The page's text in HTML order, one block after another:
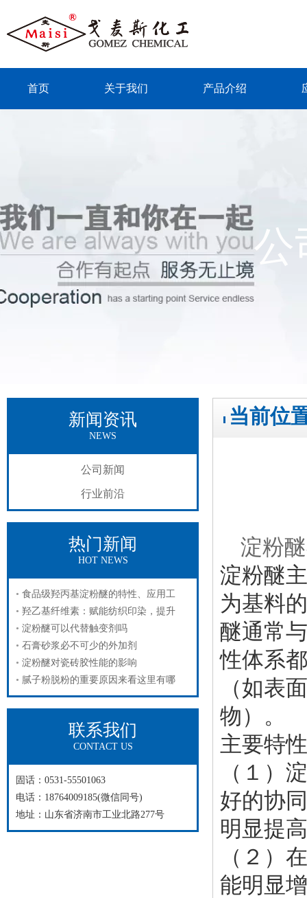
首页 关于我们 产品介绍
公
当前位
淀粉醚
淀粉醚
为基料
醚通常
性体系
（如表
物）。
主要特
（１）
好的协
明显提
（２）
能明显
新闻资讯
NEWS
公司新闻
行业前沿
热门新闻
HOT NEWS
食品级羟丙基淀粉醚的特性、应用工
羟乙基纤维素：赋能纺织印染，提升
淀粉醚可以代替触变剂吗
石膏砂浆必不可少的外加剂
淀粉醚对瓷砖胶性能的影响
腻子粉脱粉的重要原因来看这里有哪
联系我们
CONTACT US
固话：0531-55501063
电话：18764009185(微信同号)
地址：山东省济南市工业北路277号